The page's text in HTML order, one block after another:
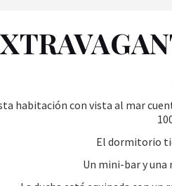
habitación con vista al mar
El dormitorio
Un mini-bar y